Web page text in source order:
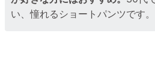
い、憧れるショートパンツです。